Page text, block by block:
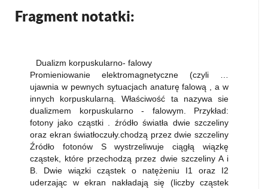
Fragment notatki:
Dualizm korpuskularno- falowy
Promieniowanie elektromagnetyczne (czyli …
ujawnia w pewnych sytuacjach anaturę falową , a w
innych korpuskularną. Właściwość ta nazywa sie
dualizmem korpuskularno - falowym. Przykład:
fotony jako cząstki . źródło światła dwie szczeliny
oraz ekran światłoczuły.chodzą przez dwie szczeliny
Źródło fotonów S wystrzeliwuje ciągłą wiązkę
cząstek, które przechodzą przez dwie szczeliny A i
B. Dwie wiązki cząstek o natężeniu I1 oraz I2
uderzając w ekran nakładają się (liczby cząstek